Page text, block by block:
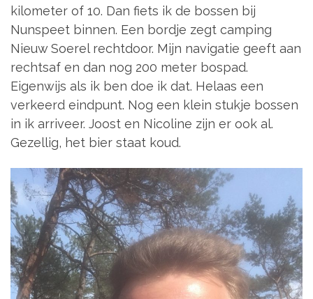
kilometer of 10. Dan fiets ik de bossen bij
Nunspeet binnen. Een bordje zegt camping
Nieuw Soerel rechtdoor. Mijn navigatie geeft aan
rechtsaf en dan nog 200 meter bospad.
Eigenwijs als ik ben doe ik dat. Helaas een
verkeerd eindpunt. Nog een klein stukje bossen
in ik arriveer. Joost en Nicoline zijn er ook al.
Gezellig, het bier staat koud.